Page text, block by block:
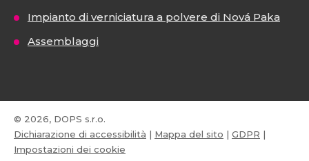
Impianto di verniciatura a polvere di Nová Paka
Assemblaggi
© 2026, DOPS s.r.o.
Dichiarazione di accessibilità | Mappa del sito | GDPR |
Impostazioni dei cookie